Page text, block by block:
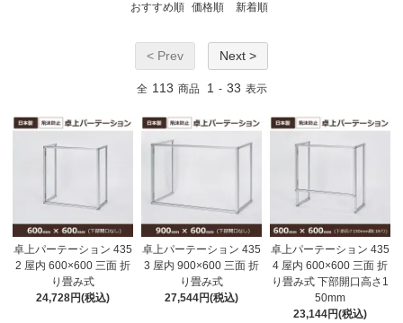
おすすめ順 価格順 新着順
< Prev Next >
全 113 商品 1 - 33 表示
卓上パーテーション 435
2 屋内 600×600 三面 折
り畳み式
24,728円(税込)
卓上パーテーション 435
3 屋内 900×600 三面 折
り畳み式
27,544円(税込)
卓上パーテーション 435
4 屋内 600×600 三面 折
り畳み式 下部開口高さ1
50mm
23,144円(税込)